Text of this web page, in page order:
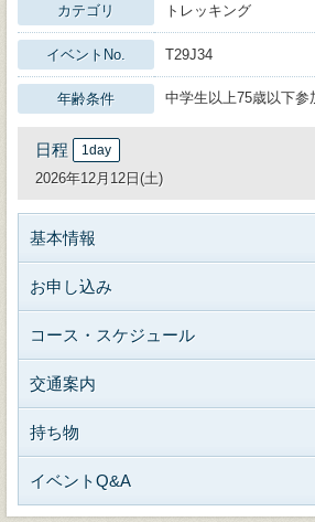
カテゴリ トレッキング
イベントNo. T29J34
年齢条件 中学生以上75歳以下参
日程 1day
2026年12月12日(土)
基本情報
お申し込み
コース・スケジュール
交通案内
持ち物
イベントQ&A